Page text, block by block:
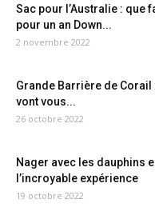
Sac pour l’Australie : que
pour un an Down...
2 novembre 2022
Grande Barrière de Corail
vont vous...
26 octobre 2022
Nager avec les dauphins
l’incroyable expérience
19 octobre 2022